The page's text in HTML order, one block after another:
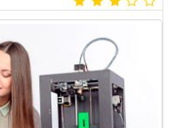
mÃ¡s productiva
es la que
la presencia de